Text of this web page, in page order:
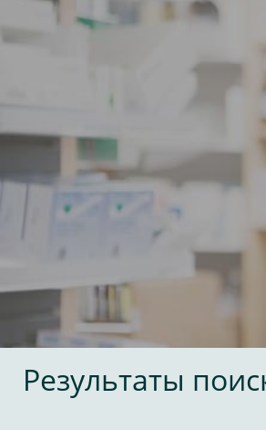
Результаты